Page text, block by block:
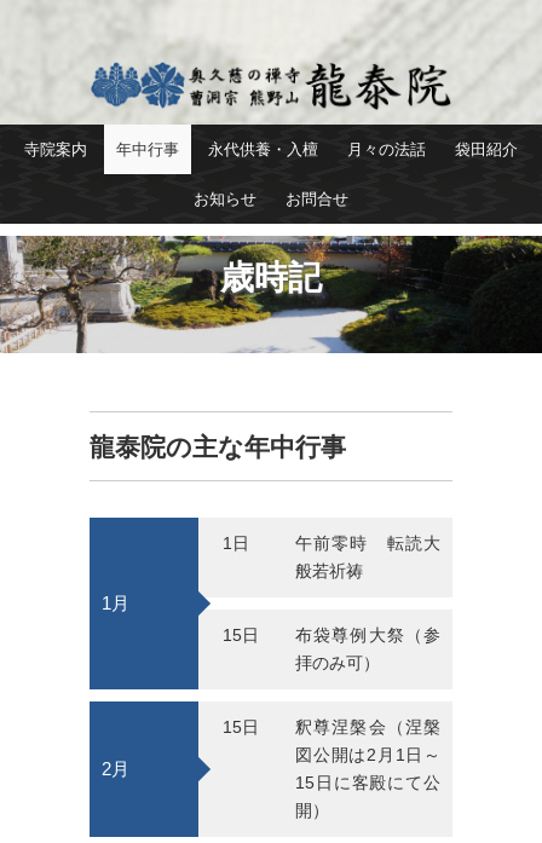
寺院案内 年中行事 永代供養・入檀 月々の法話 袋田紹介
お知らせ お問合せ
歳時記
龍泰院の主な年中行事
1月
1日
午前零時 転読大
般若祈祷
15日
布袋尊例大祭（参
拝のみ可）
2月
15日
釈尊涅槃会（涅槃
図公開は2月1日～
15日に客殿にて公
開）